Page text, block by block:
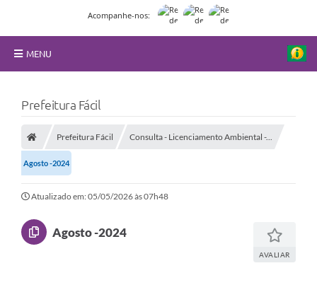
Acompanhe-nos:
MENU
Principal
Nossa Cidade
Secretarias
Atos Oficiais
Legislação
Prefeitura Fácil
Prefeitura Fácil Consulta - Licenciamento Ambiental -...
Agosto -2024
Atualizado em: 05/05/2026 às 07h48
Agosto -2024
AVALIAR